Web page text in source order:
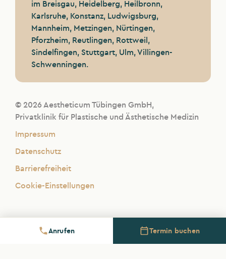
im Breisgau, Heidelberg, Heilbronn,
Karlsruhe, Konstanz, Ludwigsburg,
Mannheim, Metzingen, Nürtingen,
Pforzheim, Reutlingen, Rottweil,
Sindelfingen, Stuttgart, Ulm, Villingen-
Schwenningen.
© 2026 Aestheticum Tübingen GmbH,
Privatklinik für Plastische und Ästhetische Medizin
Impressum
Datenschutz
Barrierefreiheit
Cookie-Einstellungen
Anrufen Termin buchen